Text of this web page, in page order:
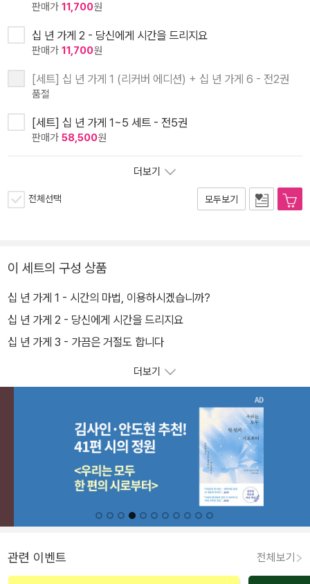
판매가 11,700원
십 년 가게 2 - 당신에게 시간을 드리지요
판매가 11,700원
[세트] 십 년 가게 1 (리커버 에디션) + 십 년 가게 6 - 전2권
품절
[세트] 십 년 가게 1~5 세트 - 전5권
판매가 58,500원
더보기
전체선택 모두보기
이 세트의 구성 상품
십 년 가게 1 - 시간의 마법, 이용하시겠습니까?
십 년 가게 2 - 당신에게 시간을 드리지요
십 년 가게 3 - 가끔은 거절도 합니다
더보기
관련 이벤트 전체보기